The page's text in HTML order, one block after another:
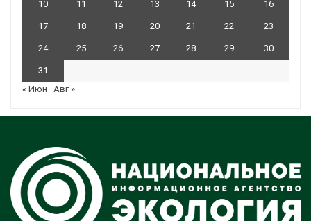
10 11 12 13 14 15 16
17 18 19 20 21 22 23
24 25 26 27 28 29 30
31
« Июн
Авг »